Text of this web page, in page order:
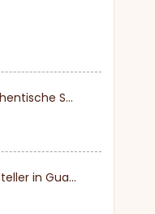
TSY Food präsentiert authentische Sojasauce auf der SIAL PARIS 2024
Premium-TSY-Nudelhersteller in Guangdong